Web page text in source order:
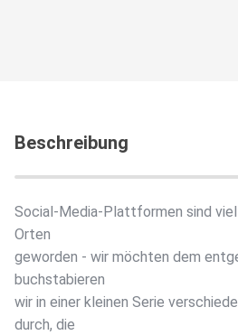
Beschreibung
Social-Media-Plattformen sind
Orten
geworden - wir möchten dem
buchstabieren
wir in einer kleinen Serie
durch, die